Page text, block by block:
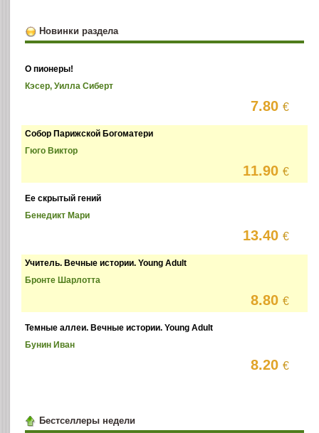
Новинки раздела
О пионеры!
Кэсер, Уилла Сиберт
7.80€
Собор Парижской Богоматери
Гюго Виктор
11.90€
Ее скрытый гений
Бенедикт Мари
13.40€
Учитель. Вечные истории. Young Adult
Бронте Шарлотта
8.80€
Темные аллеи. Вечные истории. Young Adult
Бунин Иван
8.20€
Бестселлеры недели